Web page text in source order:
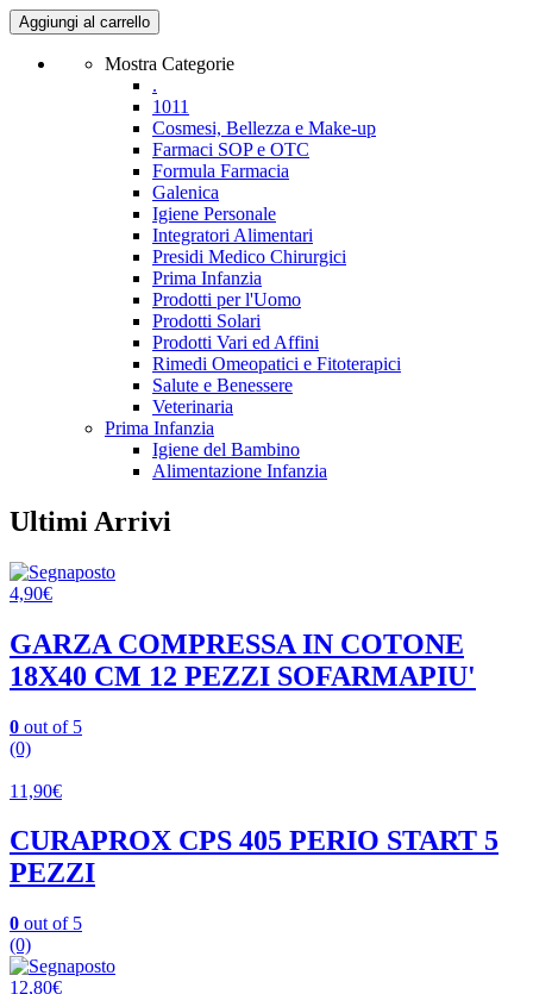
Aggiungi al carrello
Mostra Categorie
.
1011
Cosmesi, Bellezza e Make-up
Farmaci SOP e OTC
Formula Farmacia
Galenica
Igiene Personale
Integratori Alimentari
Presidi Medico Chirurgici
Prima Infanzia
Prodotti per l'Uomo
Prodotti Solari
Prodotti Vari ed Affini
Rimedi Omeopatici e Fitoterapici
Salute e Benessere
Veterinaria
Prima Infanzia
Igiene del Bambino
Alimentazione Infanzia
Ultimi Arrivi
4,90€
GARZA COMPRESSA IN COTONE
18X40 CM 12 PEZZI SOFARMAPIU'
0 out of 5
(0)
11,90€
CURAPROX CPS 405 PERIO START 5
PEZZI
0 out of 5
(0)
12,80€